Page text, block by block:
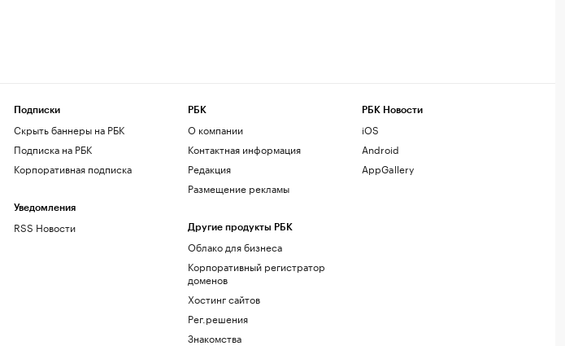
Подписки
Скрыть баннеры на РБК
Подписка на РБК
Корпоративная подписка
Уведомления
RSS Новости
РБК
О компании
Контактная информация
Редакция
Размещение рекламы
Другие продукты РБК
Облако для бизнеса
Корпоративный регистратор
доменов
Хостинг сайтов
Рег.решения
Знакомства
РБК Новости
iOS
Android
AppGallery